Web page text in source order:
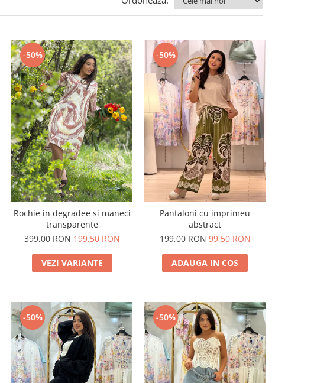
-50%
Rochie in degradee si maneci
transparente
399,00 RON199,50 RON
VEZI VARIANTE
-50%
Pantaloni cu imprimeu
abstract
199,00 RON99,50 RON
ADAUGA IN COS
-50% -50%